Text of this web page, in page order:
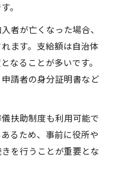
。
者が亡くなった場合、
ます。支給額は自治体
なることが多いです。
請者の身分証明書など
扶助制度も利用可能で
るため、事前に役所や
を行うことが重要とな